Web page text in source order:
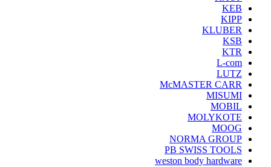
KEB
KIPP
KLUBER
KSB
KTR
L-com
LUTZ
McMASTER CARR
MISUMI
MOBIL
MOLYKOTE
MOOG
NORMA GROUP
PB SWISS TOOLS
weston body hardware